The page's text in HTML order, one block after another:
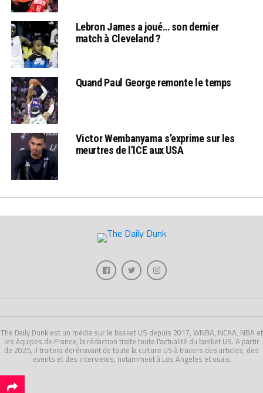
Lebron James a joué… son dernier
match à Cleveland ?
Quand Paul George remonte le temps
Victor Wembanyama s’exprime sur les
meurtres de l’ICE aux USA
The Daily Dunk est un média sur le basket US depuis 2017, WNBA, NCAA, NBA et
les équipes de France, la rédaction traite toute l'actualité du basket US. A partir
de 2025, il traitera dorénavant de toute la culture US à travers des articles, des
events et des interviews, notamment à Los Angeles et ouais